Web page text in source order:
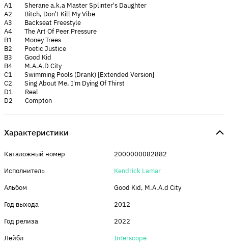
A1 Sherane a.k.a Master Splinter's Daughter
A2 Bitch, Don't Kill My Vibe
A3 Backseat Freestyle
A4 The Art Of Peer Pressure
B1 Money Trees
B2 Poetic Justice
B3 Good Kid
B4 M.A.A.D City
C1 Swimming Pools (Drank) [Extended Version]
C2 Sing About Me, I'm Dying Of Thirst
D1 Real
D2 Compton
Характеристики
Каталожный номер
2000000082882
Исполнитель
Kendrick Lamar
Альбом
Good Kid, M.A.A.d City
Год выхода
2012
Год релиза
2022
Лейбл
Interscope